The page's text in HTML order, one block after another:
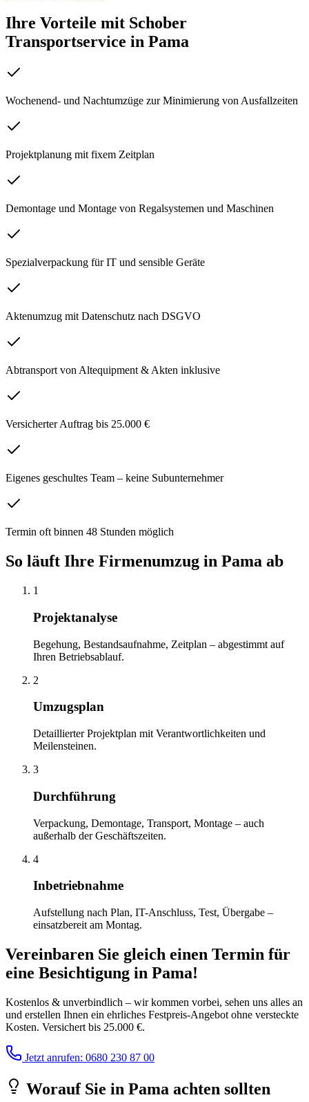
Ihre Vorteile mit Schober
Transportservice in Pama
Wochenend- und Nachtumzüge zur Minimierung von Ausfallzeiten
Projektplanung mit fixem Zeitplan
Demontage und Montage von Regalsystemen und Maschinen
Spezialverpackung für IT und sensible Geräte
Aktenumzug mit Datenschutz nach DSGVO
Abtransport von Altequipment & Akten inklusive
Versicherter Auftrag bis 25.000 €
Eigenes geschultes Team – keine Subunternehmer
Termin oft binnen 48 Stunden möglich
So läuft Ihre Firmenumzug in Pama ab
1
Projektanalyse
Begehung, Bestandsaufnahme, Zeitplan – abgestimmt auf
Ihren Betriebsablauf.
2
Umzugsplan
Detaillierter Projektplan mit Verantwortlichkeiten und
Meilensteinen.
3
Durchführung
Verpackung, Demontage, Transport, Montage – auch
außerhalb der Geschäftszeiten.
4
Inbetriebnahme
Aufstellung nach Plan, IT-Anschluss, Test, Übergabe –
einsatzbereit am Montag.
Vereinbaren Sie gleich einen Termin für
eine Besichtigung in Pama!
Kostenlos & unverbindlich – wir kommen vorbei, sehen uns alles an
und erstellen Ihnen ein ehrliches Festpreis-Angebot ohne versteckte
Kosten. Versichert bis 25.000 €.
Jetzt anrufen: 0680 230 87 00
Worauf Sie in Pama achten sollten